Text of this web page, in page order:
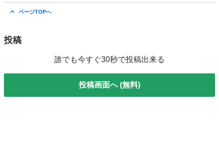
ページTOPへ
投稿
誰でも今すぐ30秒で投稿出来る
投稿画面へ (無料)